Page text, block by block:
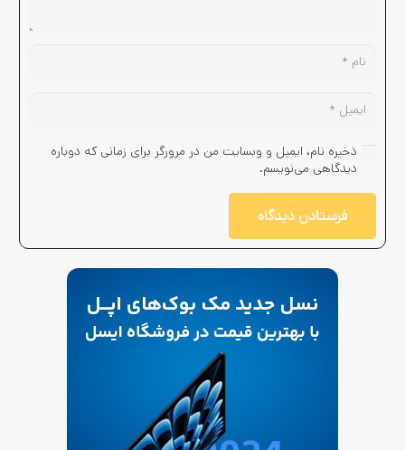
ذخیره نام، ایمیل و وبسایت من در مرورگر برای زمانی که دوباره
دیدگاهی می‌نویسم.
فرستادن دیدگاه